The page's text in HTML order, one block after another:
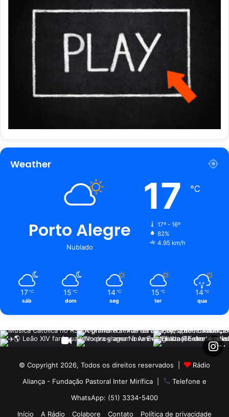
Weather
Porto Alegre
Nublado
17 ℃
17º - 16º
82%
4.95 km/h
17 ℃
sáb
15 ℃
dom
14 ℃
seg
15 ℃
ter
14 ℃
qua
© Copyright 2026, Todos os direitos reservados |
Rádio
Aliança - Fundação Pastoral Inter Mirífica|
Telefone e
WhatsApp: (51) 3334-5400
Início
A Rádio Colabore Contato Política de privacidade